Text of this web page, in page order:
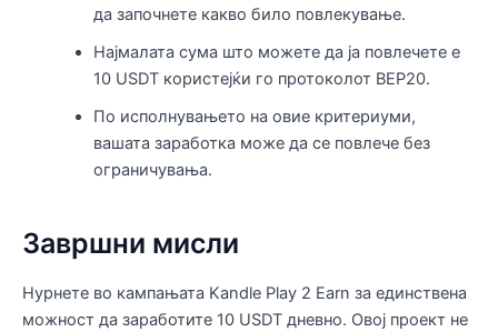
да започнете какво било повлекување.
Најмалата сума што можете да ја повлечете е
10 USDT користејќи го протоколот BEP20.
По исполнувањето на овие критериуми,
вашата заработка може да се повлече без
ограничувања.
Завршни мисли
Нурнете во кампањата Kandle Play 2 Earn за единствена
можност да заработите 10 USDT дневно. Овој проект не